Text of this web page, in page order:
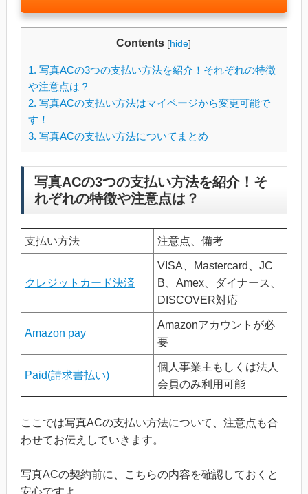
Contents [hide]
1. 写真ACの3つの支払い方法を紹介！それぞれの特徴
や注意点は？
2. 写真ACの支払い方法はマイページから変更可能で
す！
3. 写真ACの支払い方法についてまとめ
写真ACの3つの支払い方法を紹介！そ
れぞれの特徴や注意点は？
支払い方法 注意点、備考
クレジットカード決済
VISA、Mastercard、JC
B、Amex、ダイナース、
DISCOVER対応
Amazon pay
Amazonアカウントが必
要
Paid(請求書払い)
個人事業主もしくは法人
会員のみ利用可能
ここでは写真ACの支払い方法について、注意点も合
わせてお伝えしていきます。
写真ACの契約前に、こちらの内容を確認しておくと
安心ですよ。